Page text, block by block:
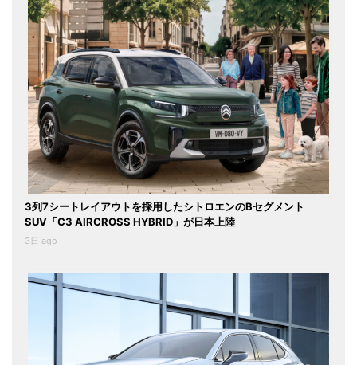
3列7シートレイアウトを採用したシトロエンのBセグメント
SUV「C3 AIRCROSS HYBRID」が日本上陸
3日 ago